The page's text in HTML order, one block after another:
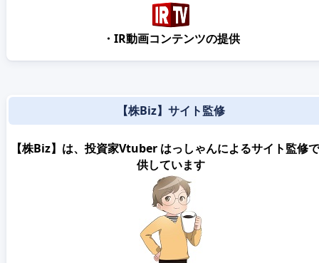
・IR動画コンテンツの提供
【株Biz】サイト監修
【株Biz】は、投資家Vtuber はっしゃんによるサイト監修
供しています